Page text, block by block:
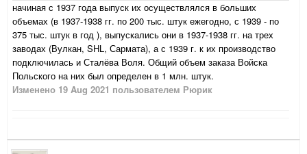
начиная с 1937 года выпуск их осуществлялся в больших
объемах (в 1937-1938 гг. по 200 тыс. штук ежегодно, с 1939 - по
375 тыс. штук в год ), выпускались они в 1937-1938 гг. на трех
заводах (Вулкан, SHL, Сармата), а с 1939 г. к их производство
подключилась и Сталёва Воля. Общий объем заказа Войска
Польского на них был определен в 1 млн. штук.
Изменено 19 Aug 2021 пользователем Рюрик